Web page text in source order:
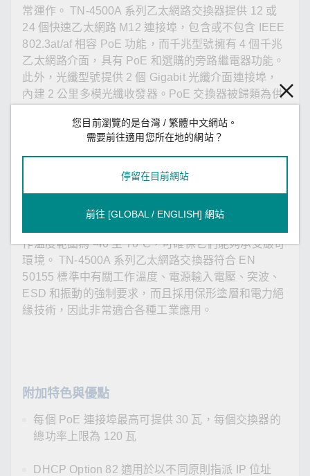
常運作。 TN-4500A 系列乙太網路交換器提供 12 或
24 個快速乙太網路 M12 連接埠，包含或不包含 IEEE
802.3at/af 相容 PoE 功能，而千兆型號擁有 4 個千兆
乙太網路介面，具有 PoE 和選購的旁路繼電器功能。
此外，光纖型號提供 2 個 Gigabit 光纖介面連接埠，
內建 2 公里多模光纖收發器。PoE 交換器被歸類為供
此系列交換器的每個連接埠最高可提供 30 瓦的電力，
可向符合 IEEE 802.3at/af 標準的耗電裝置 (PD) 供
電，例如 IP 攝影機、無線存取點和 IP 電話等。交換
器支援 24 至 110 VDC 的寬電源輸入範圍和隔離式雙
電源輸入，不僅可讓您在世界各地使用相同類型的電
作溫度範圍為 -40 至 70°C，可確保它們能夠承受嚴苛
環境。 TN-4500A 系列乙太網路交換器符合 EN
50155 標準中有關工作溫度、電源輸入電壓、突波、
ESD 和振動的強制要求，而且採用保形塗層和電力絕
緣技術，因此非常適合各種工業應用。
附加特色與優點
每個 PoE 連接埠最高可提供 30 瓦，每個交換器的
總功率上限為 120 瓦
DHCP Option 82 適用於以不同原則指派 IP 位址
您目前瀏覽的是台灣 / 繁體中文網站。
需要前往適用您所在地的網站？
停留在目前網站
前往 [GLOBAL / ENGLISH] 網站